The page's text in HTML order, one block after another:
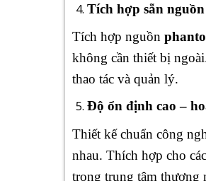
Tích hợp sẵn
Tích hợp nguồn
không cần thiết bị
thao tác và quản lý.
Độ ổn định cao –
Thiết kế chuẩn công
nhau. Thích hợp cho
trong trung tâm thương